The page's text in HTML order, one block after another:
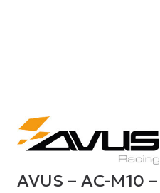
AVUS – AC-M10